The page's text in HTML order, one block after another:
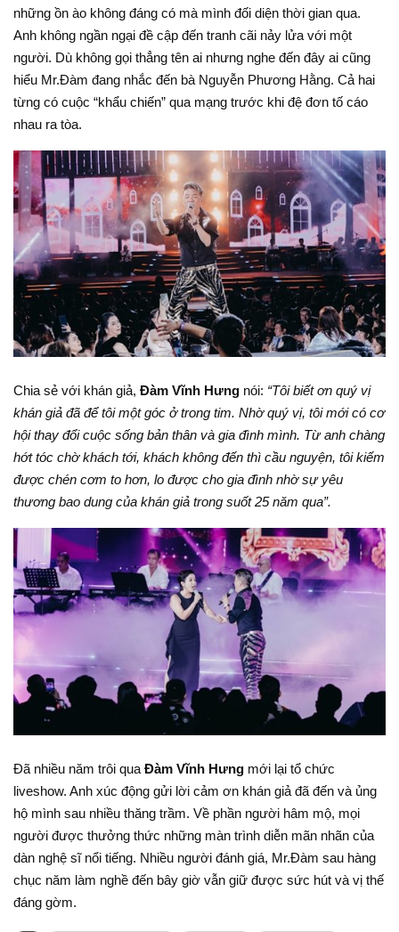
những ồn ào không đáng có mà mình đối diện thời gian qua.
Anh không ngần ngại đề cập đến tranh cãi nảy lửa với một
người. Dù không gọi thẳng tên ai nhưng nghe đến đây ai cũng
hiểu Mr.Đàm đang nhắc đến bà Nguyễn Phương Hằng. Cả hai
từng có cuộc “khẩu chiến” qua mạng trước khi đệ đơn tố cáo
nhau ra tòa.
Chia sẻ với khán giả, Đàm Vĩnh Hưng nói: “Tôi biết ơn quý vị
khán giả đã để tôi một góc ở trong tim. Nhờ quý vị, tôi mới có cơ
hội thay đổi cuộc sống bản thân và gia đình mình. Từ anh chàng
hớt tóc chờ khách tới, khách không đến thì cầu nguyện, tôi kiếm
được chén cơm to hơn, lo được cho gia đình nhờ sự yêu
thương bao dung của khán giả trong suốt 25 năm qua”.
Đã nhiều năm trôi qua Đàm Vĩnh Hưng mới lại tổ chức
liveshow. Anh xúc động gửi lời cảm ơn khán giả đã đến và ủng
hộ mình sau nhiều thăng trầm. Về phần người hâm mộ, mọi
người được thưởng thức những màn trình diễn mãn nhãn của
dàn nghệ sĩ nổi tiếng. Nhiều người đánh giá, Mr.Đàm sau hàng
chục năm làm nghề đến bây giờ vẫn giữ được sức hút và vị thế
đáng gờm.